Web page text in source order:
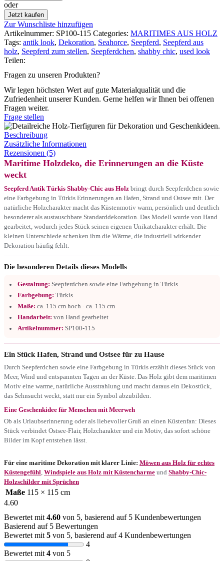
oder
Jetzt kaufen
Zur Wunschliste hinzufügen
Artikelnummer: SP100-115 Categories: MARITIMES AUS HOLZ
Tags: antik look, Dekoration, Seahorce, Seepferd, Seepferd aus
holz, Seepferd zum stellen, Seepferdchen, shabby chic, used look
Teilen:
Fragen zu unseren Produkten?
Wir legen höchsten Wert auf gute Materialqualität und die
Zufriedenheit unserer Kunden. Gerne helfen wir Ihnen bei offenen
Fragen weiter.
Frage stellen
Beschreibung
Zusätzliche Informationen
Rezensionen (5)
Maritime Holzdeko, die Erinnerungen an die Küste
weckt
Seepferd Antik Türkis Shabby-Chic aus Holz bringt durch Seepferdchen sowie
eine Farbgebung in Türkis Erinnerungen an Hafen, Strand und Ostsee mit. Der
natürliche Holzcharakter macht das Küstenmotiv warm, persönlich und deutlich
besonderer als austauschbare Standarddekoration. Das Modell wurde von Hand
gearbeitet, wodurch jedes Stück seinen eigenen Unikatcharakter erhält. Die
kleinen Unterschiede schenken ihm die Wärme, die industriell wirkender
Dekoration häufig fehlt.
Die besonderen Details dieses Modells
Gestaltung: Seepferdchen sowie eine Farbgebung in Türkis
Farbgebung: Türkis
Maße: ca. 115 cm hoch · ca. 115 cm
Handarbeit: von Hand gearbeitet
Artikelnummer: SP100-115
Ein Stück Hafen, Strand und Ostsee für zu Hause
Durch Seepferdchen sowie eine Farbgebung in Türkis erzählt dieses Stück von
Meer, Wind und entspannten Tagen an der Küste. Das Holz gibt dem maritimen
Motiv eine warme, natürliche Ausstrahlung und macht daraus ein Dekostück,
das Sehnsucht weckt, statt nur ein Symbol abzubilden.
Eine Geschenkidee für Menschen mit Meerweh
Ob als Urlaubserinnerung oder als liebevoller Gruß an einen Küstenfan: Dieses
Stück verbindet Ostsee-Flair, Holzcharakter und ein Motiv, das sofort schöne
Bilder im Kopf entstehen lässt.
Für eine maritime Dekoration mit klarer Linie: Möwen aus Holz für echtes
Küstengefühl Windspiele aus Holz mit Küstencharme und Shabby-Chic-
Holzschilder mit Sprüchen
Maße 115 × 115 cm
4.60
Bewertet mit 4.60 von 5, basierend auf 5 Kundenbewertungen
Basierend auf 5 Bewertungen
Bewertet mit 5 von 5, basierend auf4 Kundenbewertungen
4
Bewertet mit 4 von 5